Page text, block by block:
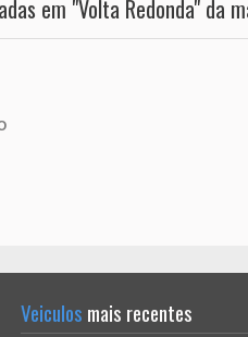
em "Volta Redonda" da
Veiculos mais recentes